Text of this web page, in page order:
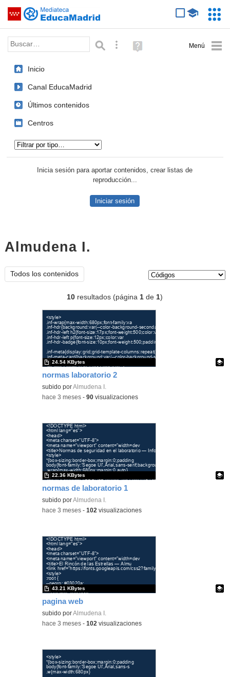
Saltar navegación
Palabra o frase: Búsqueda avanzada
Ayuda
(en
Inicio
Canal EducaMadrid
Últimos contenidos
Centros
Inicia sesión para aportar contenidos, crear listas de
reproducción...
Iniciar sesión
Almudena I.
Todos los contenidos
10 resultados (página1 de1)
normas laboratorio 2
Contenido educativo.
subido porAlmudena I.
24.54 KBytes
-hace 3 meses -90 visualizaciones
normas de laboratorio 1
Contenido educativo.
subido porAlmudena I.
22.36 KBytes
-hace 3 meses -102 visualizaciones
pagina web
Contenido educativo.
subido porAlmudena I.
43.21 KBytes
-hace 3 meses -102 visualizaciones